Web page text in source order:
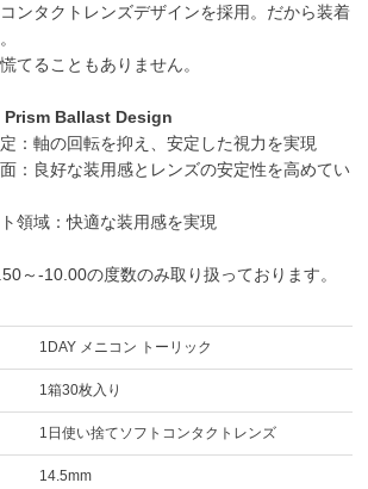
ンタクトレンズデザインを採用。だから装着
てることもありません。
Ballast Design
：軸の回転を抑え、安定した視力を実現
：良好な装用感とレンズの安定性を高めてい
領域：快適な装用感を実現
～-10.00の度数のみ取り扱っております。
1DAY メニコン トーリック
1箱30枚入り
1日使い捨てソフトコンタクトレンズ
14.5mm